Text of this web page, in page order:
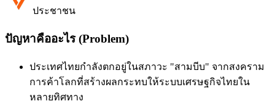
ประชาชน
ปัญหาคืออะไร (Problem)
ประเทศไทยกำลังตกอยู่ในสภาวะ "สามบีบ" จากสงคราม
การค้าโลกที่สร้างผลกระทบให้ระบบเศรษฐกิจไทยใน
หลายทิศทาง